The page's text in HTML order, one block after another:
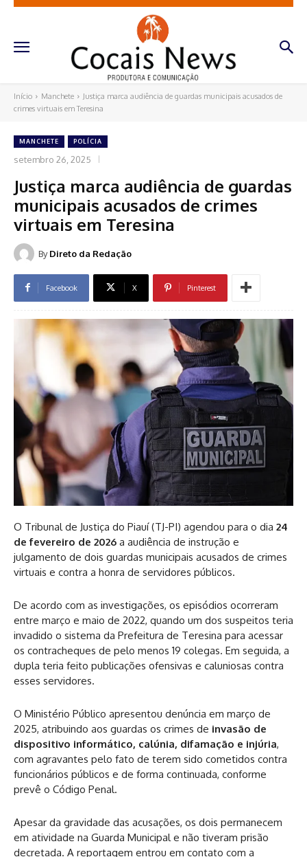
Início Manchete
Justiça marca audiência de guardas municipais acusados de
crimes virtuais em Teresina
MANCHETE POLÍCIA
setembro 26, 2025
Justiça marca audiência de guardas
municipais acusados de crimes
virtuais em Teresina
By Direto da Redação
Facebook X Pinterest
O Tribunal de Justiça do Piauí (TJ-PI) agendou para o dia 24
de fevereiro de 2026 a audiência de instrução e
julgamento de dois guardas municipais acusados de crimes
virtuais e contra a honra de servidores públicos.
De acordo com as investigações, os episódios ocorreram
entre março e maio de 2022, quando um dos suspeitos teria
invadido o sistema da Prefeitura de Teresina para acessar
os contracheques de pelo menos 19 colegas. Em seguida, a
dupla teria feito publicações ofensivas e caluniosas contra
esses servidores.
O Ministério Público apresentou denúncia em março de
2025, atribuindo aos guardas os crimes de invasão de
dispositivo informático, calúnia, difamação e injúria,
com agravantes pelo fato de terem sido cometidos contra
funcionários públicos e de forma continuada, conforme
prevê o Código Penal.
Apesar da gravidade das acusações, os dois permanecem
em atividade na Guarda Municipal e não tiveram prisão
decretada. A reportagem entrou em contato com a